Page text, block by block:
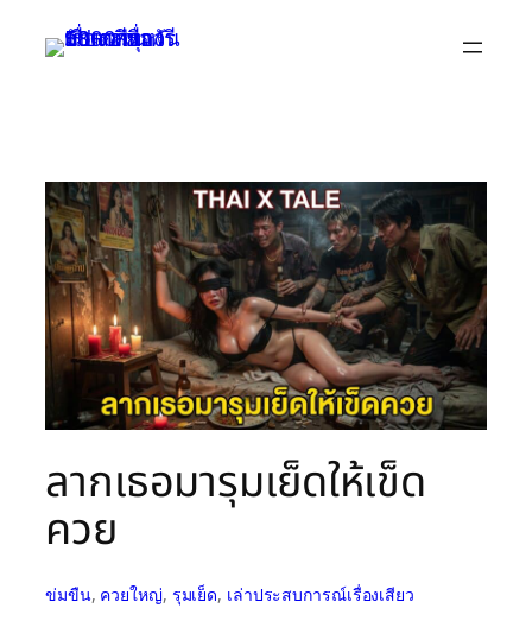
ลากเธอมารุมเย็ดให้เข็ด
ควย
ข่มขืน, ควยใหญ่, รุมเย็ด, เล่าประสบการณ์เรื่องเสียว